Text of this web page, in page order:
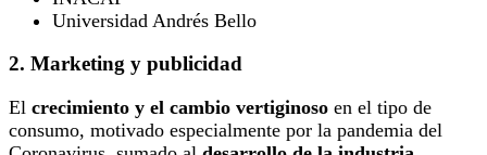
Universidad Andrés Bello
2. Marketing y publicidad
El crecimiento y el cambio vertiginoso en el tipo de
consumo, motivado especialmente por la pandemia del